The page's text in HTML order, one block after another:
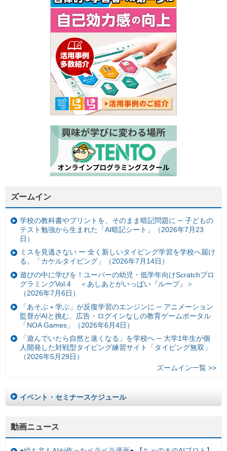
ズームイン
学校の教科書やプリントを、そのまま暗記問題に ─ 子どもの
テスト勉強から生まれた「AI暗記シート」（2026年7月23
日）
ミスを見逃さない ー 全く新しいタイピング学習を学校へ届け
る。「カケルタイピング」（2026年7月14日）
遊びの中に学びを！ユーバーの幼児・低学年向けScratchプロ
グラミングVol.4 ＜あしあとがいっぱい『ループ』＞
（2026年7月6日）
「あそぶ＋学ぶ」が反復学習のエンジンに ─ アニメーション
監督がAIと挑む、広告・ログインなしの教育ゲームポータル
「NOA Games」（2026年6月4日）
「遊んでいたら自然と速くなる」を学校へ ─ 大学1年生が個
人開発した対戦型タイピング練習サイト「タイピング無双」
（2026年5月29日）
ズームイン一覧 >>
イベント・セミナースケジュール
動画ニュース